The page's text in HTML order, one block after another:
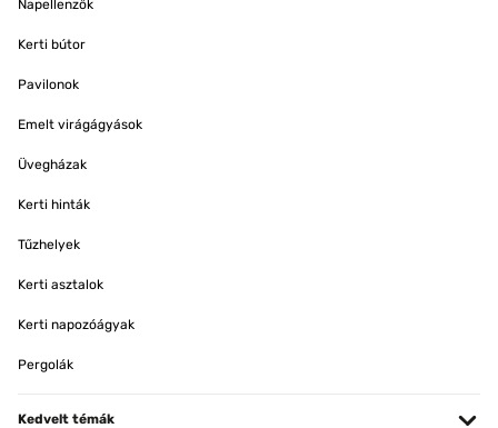
Napellenzők
Kerti bútor
Pavilonok
Emelt virágágyások
Üvegházak
Kerti hinták
Tűzhelyek
Kerti asztalok
Kerti napozóágyak
Pergolák
Kedvelt témák